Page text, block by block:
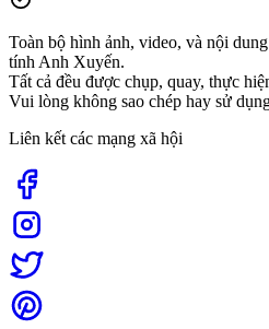
Toàn bộ hình ảnh, video, và nội
tính Anh Xuyến.
Tất cả đều được chụp, quay, thực
Vui lòng không sao chép hay sử
Liên kết các mạng xã hội